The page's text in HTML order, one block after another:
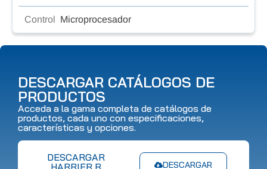
Control Microprocesador
DESCARGAR CATÁLOGOS DE
PRODUCTOS
Acceda a la gama completa de catálogos de
productos, cada uno con especificaciones,
características y opciones.
DESCARGAR
DESCARGAR